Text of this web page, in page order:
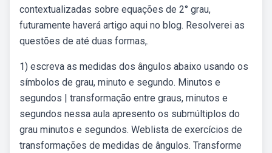
contextualizadas sobre equações de 2° grau,
futuramente haverá artigo aqui no blog. Resolverei as
questões de até duas formas,.
1) escreva as medidas dos ângulos abaixo usando os
símbolos de grau, minuto e segundo. Minutos e
segundos | transformação entre graus, minutos e
segundos nessa aula apresento os submúltiplos do
grau minutos e segundos. Weblista de exercícios de
transformações de medidas de ângulos. Transforme